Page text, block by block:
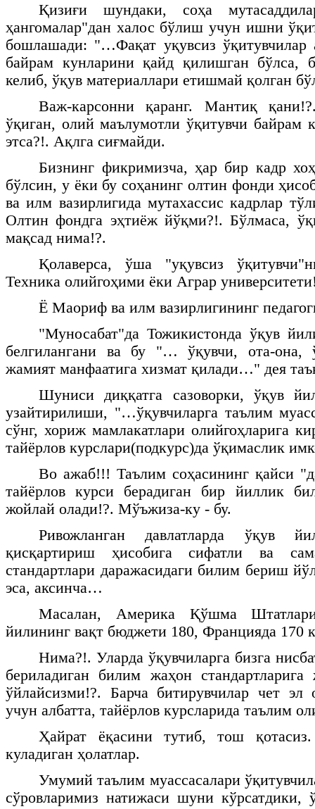
Қизиғи шундаки, соҳа
ҳангомалар"дан халос бўлиш учун ишни
бошлашади: "…Фақат уқувсиз ўқитувчилар
байрам кунларини қайд қилишган бўлса,
келиб, ўқув материаллари етишмай қолган
Важ-карсонни қаранг. Мантиқ
ўқиган, олий маълумотли ўқитувчи байрам
этса?!. Ақлга сиғмайди.
Бизнинг фикримизча, ҳар бир кадр
бўлсин, у ёки бу соҳанинг олтин фонди
ва илм вазирлигида мутахассис кадрлар
Олтин фондга эҳтиёж йўқми?!. Бўлмаса,
мақсад нима!?.
Қолаверса, ўша "уқувсиз
Техника олийгоҳими ёки Аграр
Ё Маориф ва илм вазирлигининг
"Муносабат"да Тожикистонда ўқув
белгилангани ва бу "… ўқувчи, ота-она,
жамият манфаатига хизмат қилади…" дея
Шуниси диққатга сазоворки, ўқув
узайтирилиши, "…ўқувчиларга таълим
сўнг, хориж мамлакатлари олийгоҳларига
тайёрлов курслари(подкурс)да ўқимаслик
Во ажаб!!! Таълим соҳасининг қайси
тайёрлов курси берадиган бир йиллик
жойлай олади!?. Мўъжиза-ку - бу.
Ривожланган давлатларда ўқув
қисқартириш ҳисобига сифатли ва
стандартлари даражасидаги билим бериш
эса, аксинча…
Масалан, Америка Қўшма
йилининг вақт бюджети 180, Францияда 170
Нима?!. Уларда ўқувчиларга бизга
бериладиган билим жаҳон
ўйлайсизми!?. Барча битирувчилар чет эл
учун албатта, тайёрлов курсларида таълим
Ҳайрат ёқасини тутиб, тош
куладиган ҳолатлар.
Умумий таълим муассасалари
сўровларимиз натижаси шуни кўрсатдики,